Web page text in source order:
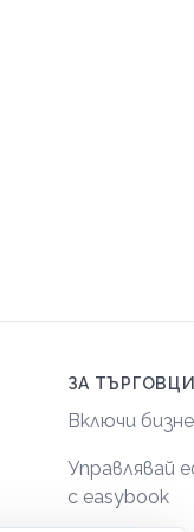
ЗА ТЪРГОВЦИ
Включи
Управлявай
с easybook